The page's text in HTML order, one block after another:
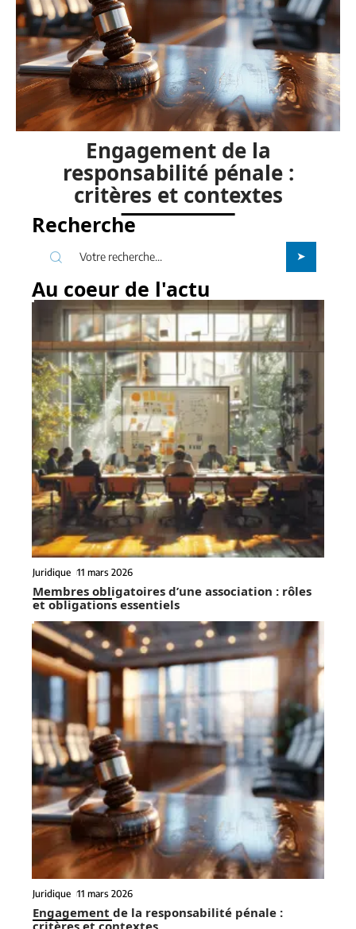
Engagement de la
responsabilité pénale :
critères et contextes
Recherche
Au coeur de l'actu
Juridique 11 mars 2026
Membres obligatoires d’une association : rôles
et obligations essentiels
Juridique 11 mars 2026
Engagement de la responsabilité pénale :